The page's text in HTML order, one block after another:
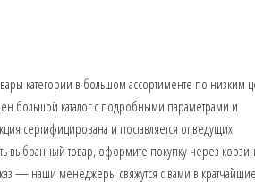
категории в большом ассортименте по низким
большой каталог с подробными параметрами и
сертифицирована и поставляется от ведущих
выбранный товар, оформите покупку через
— наши менеджеры свяжутся с вами в